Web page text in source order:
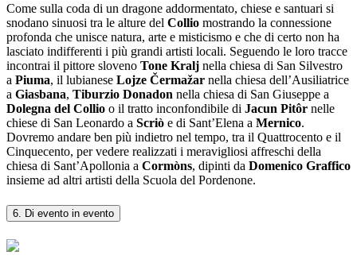
Come sulla coda di un dragone addormentato, chiese e santuari si
snodano sinuosi tra le alture del Collio mostrando la connessione
profonda che unisce natura, arte e misticismo e che di certo non ha
lasciato indifferenti i più grandi artisti locali. Seguendo le loro tracce
incontrai il pittore sloveno Tone Kralj nella chiesa di San Silvestro
a Piuma, il lubianese Lojze Čermažar nella chiesa dell’Ausiliatrice
a Giasbana, Tiburzio Donadon nella chiesa di San Giuseppe a
Dolegna del Collio o il tratto inconfondibile di Jacun Pitôr nelle
chiese di San Leonardo a Scriò e di Sant’Elena a Mernico.
Dovremo andare ben più indietro nel tempo, tra il Quattrocento e il
Cinquecento, per vedere realizzati i meravigliosi affreschi della
chiesa di Sant’Apollonia a Cormòns, dipinti da Domenico Graffico
insieme ad altri artisti della Scuola del Pordenone.
6. Di evento in evento